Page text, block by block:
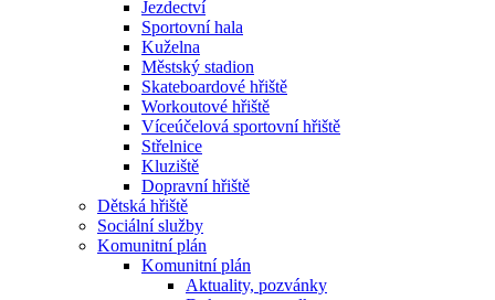
Jezdectví
Sportovní hala
Kuželna
Městský stadion
Skateboardové hřiště
Workoutové hřiště
Víceúčelová sportovní hřiště
Střelnice
Kluziště
Dopravní hřiště
Dětská hřiště
Sociální služby
Komunitní plán
Komunitní plán
Aktuality, pozvánky